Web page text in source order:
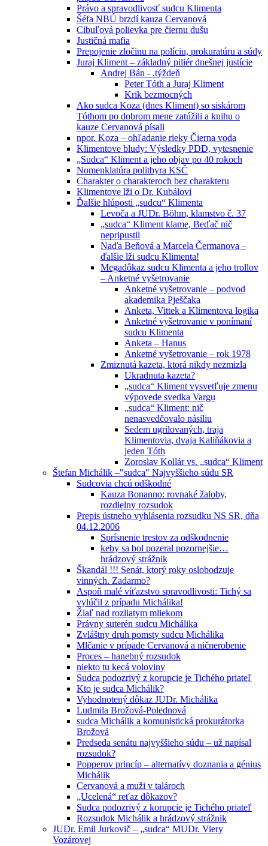
Právo a spravodlivosť sudcu Klimenta
Šéfa NBÚ brzdí kauza Cervanová
Cibuľová polievka pre čiernu dušu
Justičná mafia
Prepojenie zločinu na políciu, prokuratúru a súdy
Juraj Kliment – základný piliér dnešnej justície
Andrej Bán - .týždeň
Peter Tóth a Juraj Kliment
Krik bezmocných
Ako sudca Koza (dnes Kliment) so siskárom
Tóthom po dobrom mene zatúžili a knihu o
kauze Cervanová písali
npor. Koza – ohľadanie rieky Čierna voda
Klimentove bludy: Výsledky PDD, vytesnenie
„Sudca“ Kliment a jeho objav po 40 rokoch
Nomenklatúra politbyra KSČ
Charakter o charakteroch bez charakteru
Klimentove lži o Dr. Kubálovi
Ďalšie hlúposti „sudcu“ Klimenta
Levoča a JUDr. Böhm, klamstvo č. 37
„sudca“ Kliment klame, Beďač nič
nepripustil
Naďa Beňová a Marcela Čermanova –
ďalšie lži sudcu Klimenta!
Megadôkaz sudcu Klimenta a jeho trollov
– Anketné vyšetrovanie
Anketné vyšetrovanie – podvod
akademika Pješčaka
Anketa, Vittek a Klimentova logika
Anketné vyšetrovanie v ponímaní
sudcu Klimenta
Anketa – Hanus
Anketné vyšetrovanie – rok 1978
Zmiznutá kazeta, ktorá nikdy nezmizla
Ukradnuta kazeta?
„sudca“ Kliment vysvetľuje zmenu
výpovede svedka Vargu
„sudca“ Kliment: nič
nenasvedčovalo násiliu
Sedem ugrilovaných, traja
Klimentovia, dvaja Kaliňákovia a
jeden Tóth
Zoroslav Kollár vs. „sudca“ Kliment
Štefan Michálik –"sudca" Najvyššieho súdu SR
Sudcovia chcú odškodné
Kauza Bonanno: rovnaké žaloby,
rozdielny rozsudok
Prepis ústneho vyhlásenia rozsudku NS SR, dňa
04.12.2006
Sprísnenie trestov za odškodnenie
keby sa bol pozeral pozornejšie…
hrádzový strážnik
Škandál !!! Senát, ktorý roky oslobodzuje
vinných. Zadarmo?
Aspoň malé víťazstvo spravodlivosti: Tichý sa
vylúčil z prípadu Michálika!
Žiaľ nad rozliatym mliekom
Právny suterén sudcu Michálika
Zvláštny druh pomsty sudcu Michálika
Mlčanie v prípade Cervanová a ničnerobenie
Proces – hanebný rozsudok
niekto tu kecá voloviny
Sudca podozrivý z korupcie je Tichého priateľ
Kto je sudca Michálik?
Vyhodnotený dôkaz JUDr. Michálika
Ludmila Brožová-Polednová
sudca Michálik a komunistická prokurátorka
Brožová
Predseda senátu najvyššieho súdu – už napísal
rozsudok?
Popperov princíp – alternatívy doznania a génius
Michálik
Cervanová a muži v talároch
„Ucelená“ reťaz dôkazov?
Sudca podozrivý z korupcie je Tichého priateľ
Rozsudok Michálik a hrádzový strážnik
JUDr. Emil Jurkovič – „sudca“ MUDr. Viery
Vozárovej